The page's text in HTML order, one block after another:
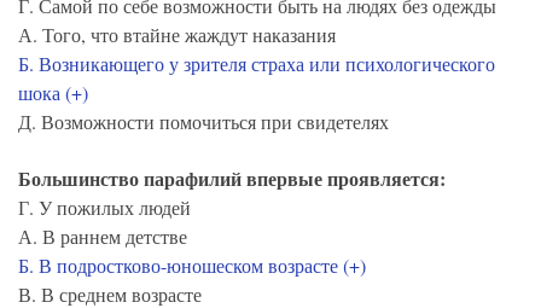
Г. Самой по себе возможности быть на людях без одежды
А. Того, что втайне жаждут наказания
Б. Возникающего у зрителя страха или психологического
шока (+)
Д. Возможности помочиться при свидетелях
Большинство парафилий впервые проявляется:
Г. У пожилых людей
А. В раннем детстве
Б. В подростково-юношеском возрасте (+)
В. В среднем возрасте